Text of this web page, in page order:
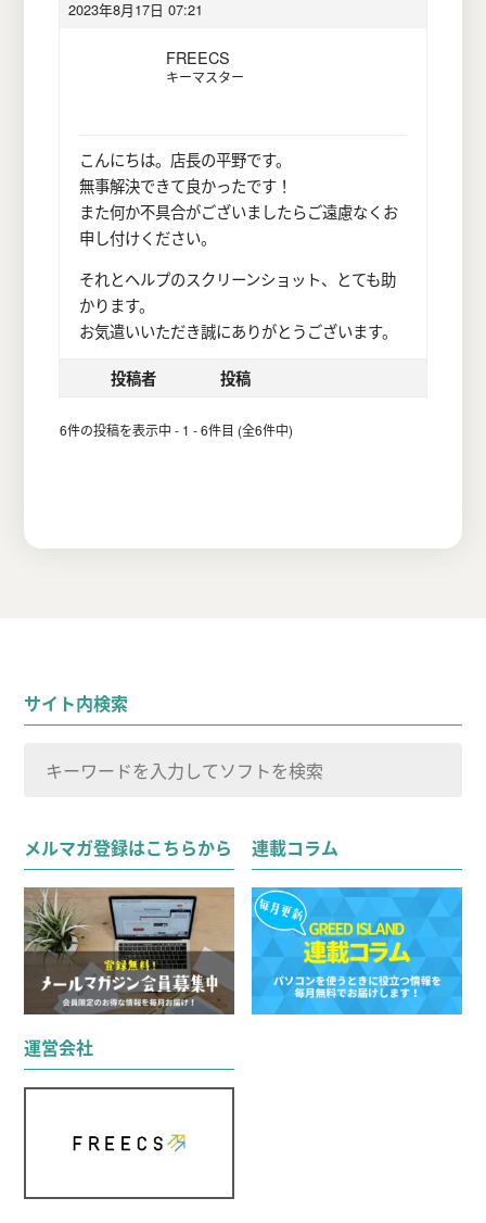
2023年8月17日 07:21
FREECS
キーマスター
こんにちは。店長の平野です。
無事解決できて良かったです！
また何か不具合がございましたらご遠慮なくお
申し付けください。
それとヘルプのスクリーンショット、とても助
かります。
お気遣いいただき誠にありがとうございます。
投稿者 投稿
6件の投稿を表示中 - 1 - 6件目 (全6件中)
サイト内検索
象:
メルマガ登録はこちらから
連載コラム
運営会社